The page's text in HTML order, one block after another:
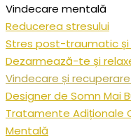
Vindecare mentală
Reducerea stresului
Stres post-traumatic
Dezarmează-te și
Vindecare și
Designer de Somn Mai
Tratamente Adiționale
Mentală